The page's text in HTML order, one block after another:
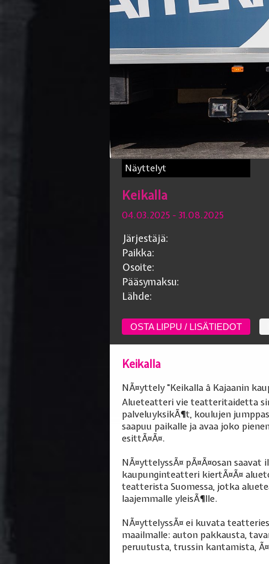
Näyttelyt
Keikalla
04.03.2025 - 31.08.2025
Järjestäjä:
Paikka:
Osoite:
Pääsymaksu:
Lähde:
OSTA LIPPU / LISÄTIEDOT
Keikalla
NÃ¤yttely "Keikalla â Kajaanin
Alueteatteri vie teatteritaidetta
palveluyksikÃ¶t, koulujen
saapuu paikalle ja avaa joko
esittÃ¤Ã¤.
NÃ¤yttelyssÃ¤ pÃ¤Ã¤osan
kaupunginteatteri kiertÃ¤Ã¤
teatterista Suomessa, jotka
laajemmalle yleisÃ¶lle.
NÃ¤yttelyssÃ¤ ei kuvata
maailmalle: auton pakkausta,
peruutusta, trussin kantamista,